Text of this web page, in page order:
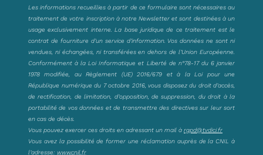
Les informations recueillies à partir de ce formulaire sont nécessaires au
traitement de votre inscription à notre Newsletter et sont destinées à un
usage exclusivement interne. La base juridique de ce traitement est le
contrat de fourniture d’un service d’information. Vos données ne sont ni
vendues, ni échangées, ni transférées en dehors de l’Union Européenne.
Conformément à la Loi Informatique et Liberté de n°78-17 du 6 janvier
1978 modifiée, au Règlement (UE) 2016/679 et à la Loi pour une
République numérique du 7 octobre 2016, vous disposez du droit d’accès,
de rectification, de limitation, d’opposition, de suppression, du droit à la
portabilité de vos données et de transmettre des directives sur leur sort
en cas de décès.
Vous pouvez exercer ces droits en adressant un mail à rgpd@tvdici.fr
Vous avez la possibilité de former une réclamation auprès de la CNIL à
l’adresse: www.cnil.fr